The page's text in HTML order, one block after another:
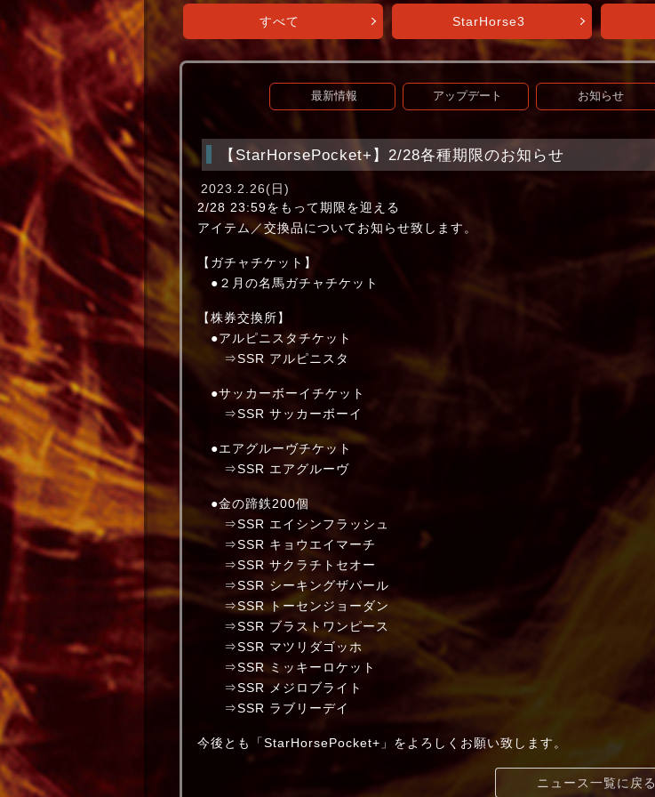
すべて StarHorse3
最新情報 アップデート お知らせ
【StarHorsePocket+】2/28各種期限のお知らせ
2023.2.26(日)
2/28 23:59をもって期限を迎える
アイテム／交換品についてお知らせ致します。
【ガチャチケット】
●２月の名馬ガチャチケット
【株券交換所】
●アルピニスタチケット
⇒SSR アルピニスタ
●サッカーボーイチケット
⇒SSR サッカーボーイ
●エアグルーヴチケット
⇒SSR エアグルーヴ
●金の蹄鉄200個
⇒SSR エイシンフラッシュ
⇒SSR キョウエイマーチ
⇒SSR サクラチトセオー
⇒SSR シーキングザパール
⇒SSR トーセンジョーダン
⇒SSR ブラストワンピース
⇒SSR マツリダゴッホ
⇒SSR ミッキーロケット
⇒SSR メジロブライト
⇒SSR ラブリーデイ
今後とも「StarHorsePocket+」をよろしくお願い致します。
ニュース一覧に戻る